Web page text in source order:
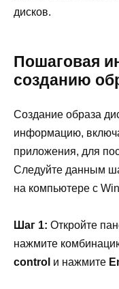
дисков.
Пошаговая
созданию
Создание образа
информацию,
приложения, для
Следуйте данным
на компьютере с
Шаг 1: Откройте
нажмите
control и нажмите